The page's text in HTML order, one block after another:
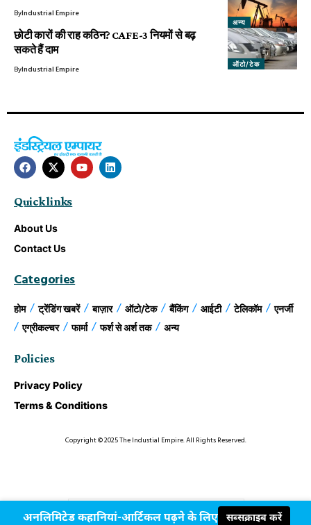
अन्य
ByIndustrial Empire
ऑटो/टेक
छोटी कारों की राह कठिन? CAFE-3 नियमों से बढ़
सकते हैं दाम
ByIndustrial Empire
अनलिमिटेड कहानियां-आर्टिकल पढ़ने के लिए सब्सक्राइब करें
Quick links
About Us
Contact Us
Categories
होम ट्रेंडिंग खबरें बाज़ार ऑटो/टेक बैंकिंग आईटी टेलिकॉम
एनर्जी
एग्रीकल्चर
फार्मा फर्श से अर्श तक अन्य
Policies
Privacy Policy
Terms & Conditions
Copyright © 2025 The Industial Empire. All Rights Reserved.